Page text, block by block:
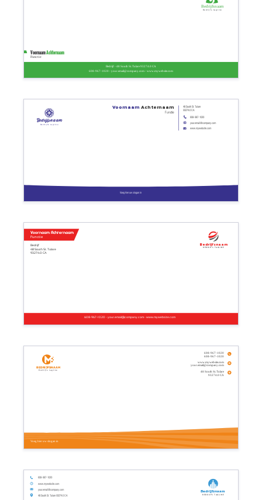
608-967-1020 - your.email@company.com - www.mywebsite.com
Bedrijf - 48 South St. Tulare 93274.0 CA
Functie
VoornaamAchternaam
Bedrijfsnaam
Bedrijfs tagline
Voeg hier uw slogan in
www.mywebsite.com
Voornaam Achternaam
Functie
48 South St. Tulare
93274.0 CA
608-967-1020
your.email@company.com
Bedrijfsnaam
Bedrijfs tagline
608-967-1020 - your.email@company.com - www.mywebsite.com
Functie
Bedrijf
48 South St. Tulare
93274.0 CA
Voornaam Achternaam
Bedrijfsnaam
Bedrijfs tagline
Voeg hier uw slogan in
www.mywebsite.com
your.email@company.com
48 South St. Tulare
93274.0 CA
608-967-1020
608-967-1020
Bedrijfsnaam
Bedrijfs tagline
your.email@company.com
48 South St. Tulare 93274.0 CA
www.mywebsite.com
Bedrijfsnaam
Bedrijfs tagline
608-967-1020